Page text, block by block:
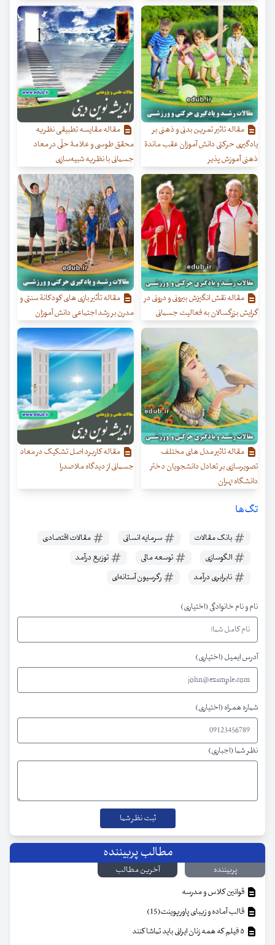
مقاله تاثیر تمرین بدنی و ذهنی بر
یادگیری حرکتی دانش آموزان عقب ماندة
ذهنی آموزش پذیر
مقاله مقایسه تطبیقی نظریه
محقق طوسی و علامۀ حلّی در معاد
جسمانی با نظریه شبیه‌سازی
مقاله نقش انگیزش بیرونی و درونی در
گرایش بزرگسالان به فعالیت جسمانی
مقاله تأثیر بازی های کودکانة سنتی و
مدرن بر رشد اجتماعی دانش آموزان
مقاله تاثیر مدل های مختلف
تصویرسازی بر تعادل دانشجویان دختر
دانشگاه تهران
مقاله کاربرد اصل تشکیک در معاد
جسمانی از دیدگاه ملاصدرا
تگ‌ها
بانک مقالات سرمایه انسانی
مقالات اقتصادی
الگوسازی
توسعه مالی
توزیع درآمد
نابرابری درآمد
رگرسیون آستانه‌ای
نام و نام خانوادگی (اختیاری)
آدرس ایمیل (اختیاری)
شماره همراه (اختیاری)
نظر شما (اجباری)
مطالب پربیننده
پربیننده
آخرین مطالب
قوانین کلاس و مدرسه
قالب آماده و زیبای پاورپوینت(15)